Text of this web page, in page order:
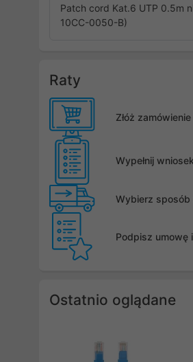
Patch cord Kat.6 UTP 0.5m
10CC-0050-B)
Raty
Złóż
Wypełnij
Wybierz sposób
Podpisz umowę
Ostatnio oglądane